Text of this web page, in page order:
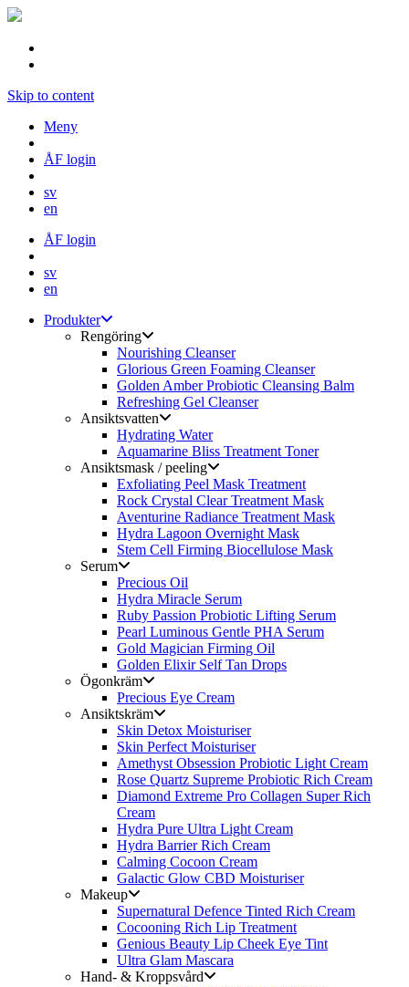
Skip to content
Meny
ÅF login
sv
en
ÅF login
sv
en
Produkter
Rengöring
Nourishing Cleanser
Glorious Green Foaming Cleanser
Golden Amber Probiotic Cleansing Balm
Refreshing Gel Cleanser
Ansiktsvatten
Hydrating Water
Aquamarine Bliss Treatment Toner
Ansiktsmask / peeling
Exfoliating Peel Mask Treatment
Rock Crystal Clear Treatment Mask
Aventurine Radiance Treatment Mask
Hydra Lagoon Overnight Mask
Stem Cell Firming Biocellulose Mask
Serum
Precious Oil
Hydra Miracle Serum
Ruby Passion Probiotic Lifting Serum
Pearl Luminous Gentle PHA Serum
Gold Magician Firming Oil
Golden Elixir Self Tan Drops
Ögonkräm
Precious Eye Cream
Ansiktskräm
Skin Detox Moisturiser
Skin Perfect Moisturiser
Amethyst Obsession Probiotic Light Cream
Rose Quartz Supreme Probiotic Rich Cream
Diamond Extreme Pro Collagen Super Rich
Cream
Hydra Pure Ultra Light Cream
Hydra Barrier Rich Cream
Calming Cocoon Cream
Galactic Glow CBD Moisturiser
Makeup
Supernatural Defence Tinted Rich Cream
Cocooning Rich Lip Treatment
Genious Beauty Lip Cheek Eye Tint
Ultra Glam Mascara
Hand- & Kroppsvård